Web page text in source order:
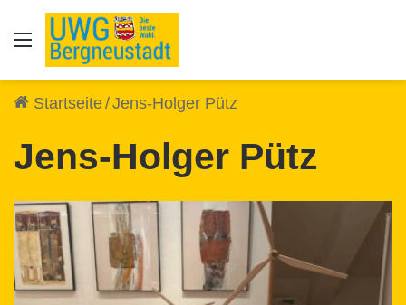
Auswahl
Startseite/Jens-Holger Pütz
Jens-Holger Pütz